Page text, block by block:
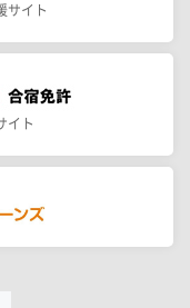
サイト
イト